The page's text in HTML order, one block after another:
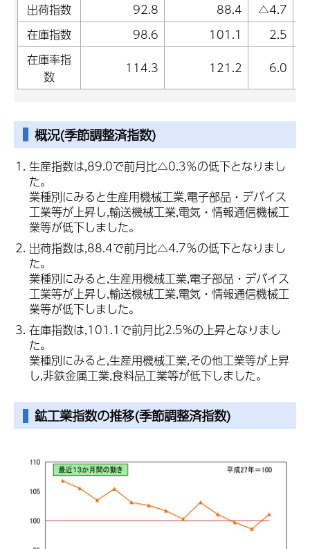
出荷指数
92.8 88.4
△4.7
在庫指数
98.6 101.1 2.5
在庫率指
数
114.3 121.2 6.0
概況(季節調整済指数)
生産指数は,89.0で前月比△0.3％の低下となりまし
た。
業種別にみると生産用機械工業,電子部品・デバイス
工業等が上昇し,輸送機械工業,電気・情報通信機械工
業等が低下しました。
出荷指数は,88.4で前月比△4.7％の低下となりまし
た。
業種別にみると,生産用機械工業,電子部品・デバイス
工業等が上昇し,輸送機械工業,電気・情報通信機械工
業等が低下しました。
在庫指数は,101.1で前月比2.5%の上昇となりまし
た。
業種別にみると,生産用機械工業,その他工業等が上昇
し,非鉄金属工業,食料品工業等が低下しました。
鉱工業指数の推移(季節調整済指数)